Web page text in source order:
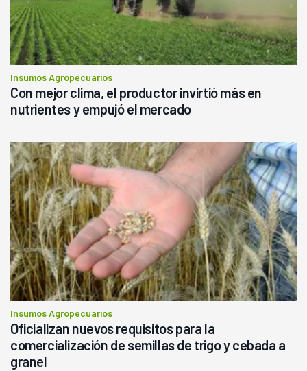
Insumos Agropecuarios
Con mejor clima, el productor invirtió más en
nutrientes y empujó el mercado
Insumos Agropecuarios
Oficializan nuevos requisitos para la
comercialización de semillas de trigo y cebada a
granel